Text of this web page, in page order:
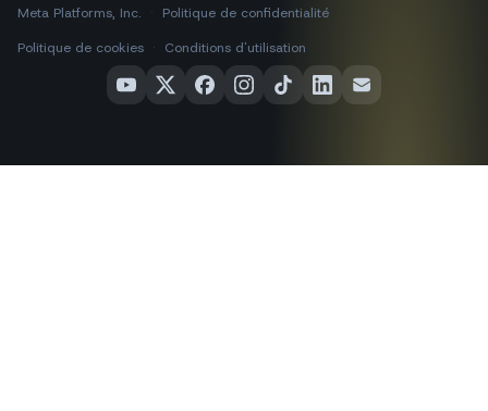
Meta Platforms, Inc.
· Politique de confidentialité ·
Politique de cookies · Conditions d'utilisation